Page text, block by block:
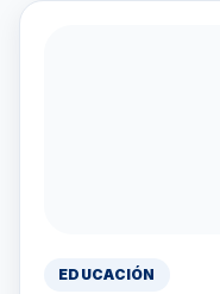
EDUCACIÓN